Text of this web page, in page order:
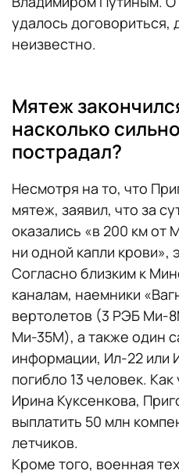
удалось договориться,
неизвестно.
Мятеж
насколько
пострадал?
Несмотря на то, что
мятеж, заявил, что за
оказались «в 200 км от
ни одной капли крови»,
Согласно близким к
каналам, наемники
вертолетов (3 РЭБ Ми-
Ми-35М), а также один
информации, Ил-22 или
погибло 13 человек.
Ирина Куксенкова,
выплатить 50 млн
летчиков.
Кроме того, военная